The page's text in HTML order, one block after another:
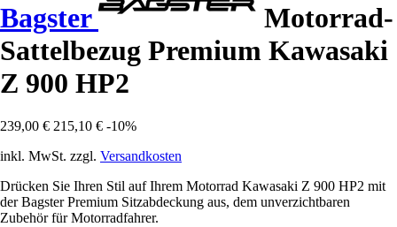
Bagster
Motorrad-
Sattelbezug Premium Kawasaki
Z 900 HP2
239,00 € 215,10 € -10%
inkl. MwSt. zzgl. Versandkosten
Drücken Sie Ihren Stil auf Ihrem Motorrad Kawasaki Z 900 HP2 mit
der Bagster Premium Sitzabdeckung aus, dem unverzichtbaren
Zubehör für Motorradfahrer.